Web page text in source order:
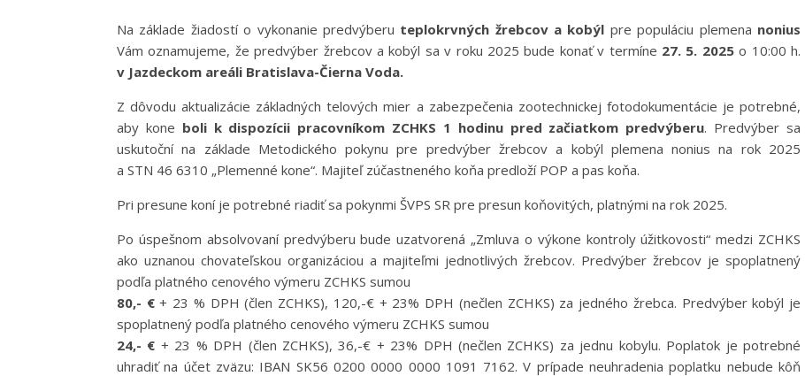
Na základe žiadostí o vykonanie predvýberu teplokrvných žrebcov a kobýl pre populáciu plemena nonius
Vám oznamujeme, že predvýber žrebcov a kobýl sa v roku 2025 bude konať v termíne 27. 5. 2025o 10:00 h.
v Jazdeckom areáli Bratislava-Čierna Voda.
Z dôvodu aktualizácie základných telových mier a zabezpečenia zootechnickej fotodokumentácie je potrebné,
aby kone boli k dispozícii pracovníkom ZCHKS 1 hodinu pred začiatkom predvýberu. Predvýber sa
uskutoční na základe Metodického pokynu pre predvýber žrebcov a kobýl plemena nonius na rok 2025
a STN 46 6310 „Plemenné kone“. Majiteľ zúčastneného koňa predloží POP a pas koňa.
Pri presune koní je potrebné riadiť sa pokynmi ŠVPS SR pre presun koňovitých, platnými na rok 2025.
Po úspešnom absolvovaní predvýberu bude uzatvorená „Zmluva o výkone kontroly úžitkovosti“ medzi ZCHKS
ako uznanou chovateľskou organizáciou a majiteľmi jednotlivých žrebcov. Predvýber žrebcov je spoplatnený
podľa platného cenového výmeru ZCHKS sumou
80,- €+ 23 % DPH (člen ZCHKS), 120,-€ + 23% DPH (nečlen ZCHKS) za jedného žrebca. Predvýber kobýl je
spoplatnený podľa platného cenového výmeru ZCHKS sumou
24,- € + 23 % DPH (člen ZCHKS), 36,-€ + 23% DPH (nečlen ZCHKS) za jednu kobylu. Poplatok je potrebné
uhradiť na účet zväzu: IBAN SK56 0200 0000 0000 1091 7162. V prípade neuhradenia poplatku nebude kôň